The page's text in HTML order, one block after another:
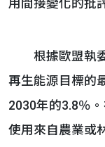
用間接變化的批
根據歐盟執委
再生能源目標的
2030年的3.8％
使用來自農業或